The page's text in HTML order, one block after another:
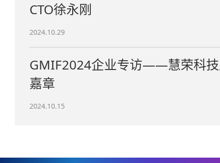
CTO徐永刚
2024.10.29
GMIF2024企业专访——慧荣科技
嘉章
2024.10.15